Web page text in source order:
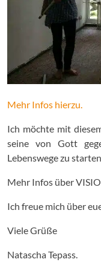
Mehr Infos hierzu.
Ich möchte mit
seine von Gott
Lebenswege zu
Mehr Infos über
Ich freue mich über
Viele Grüße
Natascha Tepass.